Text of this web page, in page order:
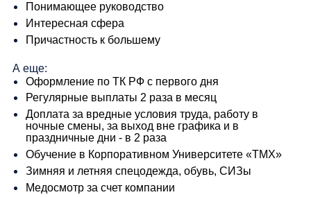
Понимающее руководство
Интересная сфера
Причастность к большему
А еще:
Оформление по ТК РФ с первого дня
Регулярные выплаты 2 раза в месяц
Доплата за вредные условия труда, работу в
ночные смены, за выход вне графика и в
праздничные дни - в 2 раза
Обучение в Корпоративном Университете «ТМХ»
Зимняя и летняя спецодежда, обувь, СИЗы
Медосмотр за счет компании